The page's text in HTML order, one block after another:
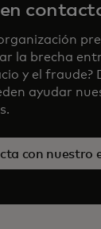
la brecha
y el fraude?
ayudar
con nuestro